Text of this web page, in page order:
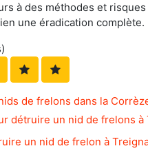
à des méthodes et
une éradication complète.
de frelons dans la
détruire un nid de frelons à
un nid de frelon à